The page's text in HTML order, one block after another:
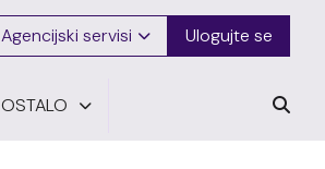
Agencijski servisi Ulogujte se
OSTALO